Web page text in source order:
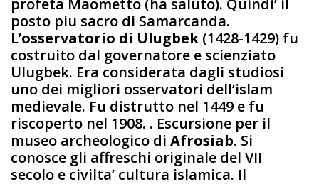
posto piu sacro di Samarcanda.
L’osservatorio di Ulugbek (1428-1429) fu
costruito dal governatore e scienziato
Ulugbek. Era considerata dagli studiosi
uno dei migliori osservatori dell’islam
medievale. Fu distrutto nel 1449 e fu
riscoperto nel 1908. . Escursione per il
museo archeologico di Afrosiab. Si
conosce gli affreschi originale del VII
secolo e civilta’ cultura islamica. Il